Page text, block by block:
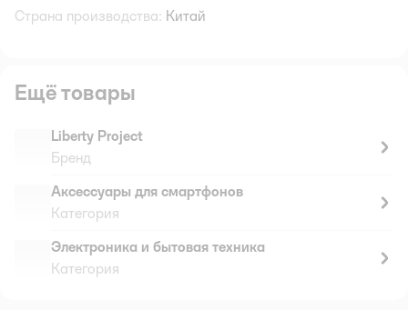
Страна производства: Китай
Ещё товары
Liberty Project
Бренд
Аксессуары для смартфонов
Категория
Электроника и бытовая техника
Категория